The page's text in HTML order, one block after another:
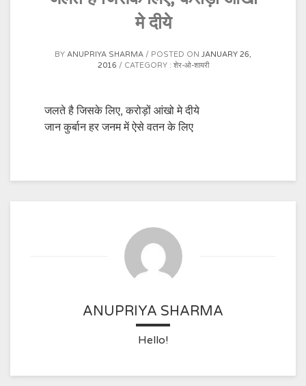
मे दीये
BY ANUPRIYA SHARMA POSTED ON JANUARY 26,
2016
CATEGORY : शेर-ओ-शायरी
जलते है जिसके लिए, करोड़ों आंखो मे दीये
जान कुर्बान हर जनम में ऐसे वतन के लिए
ANUPRIYA SHARMA
Hello!